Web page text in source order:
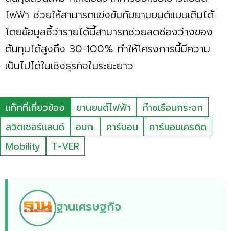
ไฟฟ้า ช่วยให้สามารถแข่งขันกับยานยนต์แบบเดิมได้
โดยข้อมูลชี้ว่ารายได้นี้สามารถช่วยลดช่องว่างของ
ต้นทุนได้สูงถึง 30-100% ทำให้โครงการนี้มีความ
เป็นไปได้ในเชิงธุรกิจในระยะยาว
แท็กที่เกี่ยวข้อง ยานยนต์ไฟฟ้า
ก๊าซเรือนกระจก
สวิตเซอร์แลนด์
อบก. คาร์บอน
คาร์บอนเครดิต
Mobility
T-VER
ฐานเศรษฐกิจ